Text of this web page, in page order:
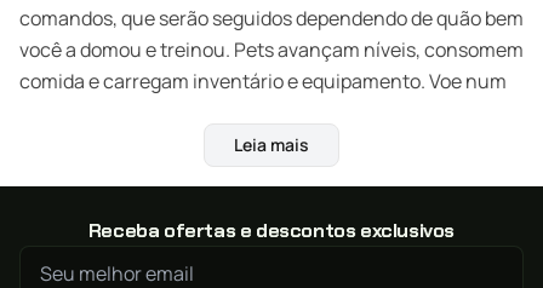
comandos, que serão seguidos dependendo de quão bem
você a domou e treinou. Pets avançam níveis, consomem
comida e carregam inventário e equipamento. Voe num
presas num T-Rex! Experimente um dinâmico
ecossistema com sua própria hierarquia de presas e
melhores características.
Leia mais
Receba ofertas e descontos exclusivos